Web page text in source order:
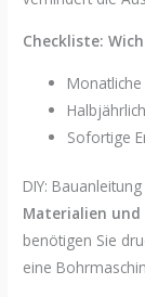
Checkliste:
Sofortige
DIY:
Materialien und
benötigen Sie
eine